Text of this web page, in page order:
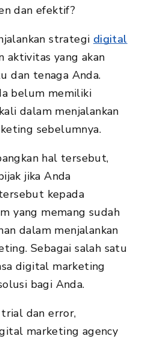
dan efektif?
strategi digital
aktivitas yang akan
dan tenaga Anda.
belum memiliki
dalam menjalankan
sebelumnya.
hal tersebut,
jika Anda
kepada
yang memang sudah
dalam menjalankan
Sebagai salah satu
digital marketing
bagi Anda.
dan error,
marketing agency